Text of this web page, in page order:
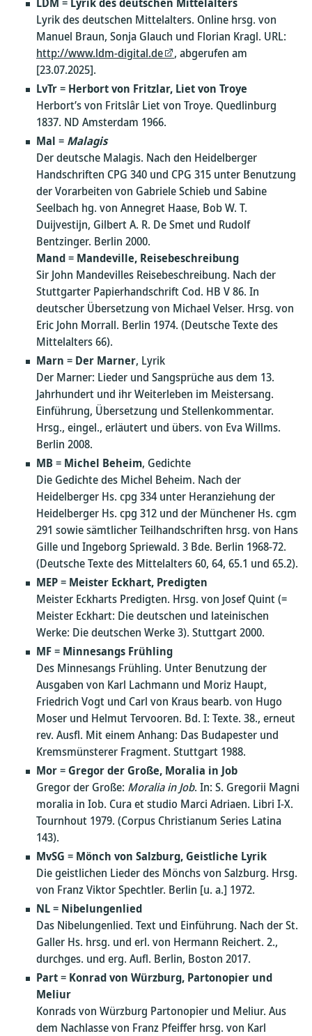
Lyrik des deutschen Mittelalters. Online hrsg. von
Manuel Braun, Sonja Glauch und Florian Kragl. URL:
http://www.ldm-digital.de
, abgerufen am
[23.07.2025].
LvTr= Herbort von Fritzlar, Liet von Troye
Herbort’s von Fritslâr Liet von Troye. Quedlinburg
1837. ND Amsterdam 1966.
Mal = Malagis
Der deutsche Malagis. Nach den Heidelberger
Handschriften CPG 340 und CPG 315 unter Benutzung
der Vorarbeiten von Gabriele Schieb und Sabine
Seelbach hg. von Annegret Haase, Bob W. T.
Duijvestijn, Gilbert A. R. De Smet und Rudolf
Bentzinger. Berlin 2000.
Mand= Mandeville, Reisebeschreibung
Sir John Mandevilles Reisebeschreibung. Nach der
Stuttgarter Papierhandschrift Cod. HB V 86. In
deutscher Übersetzung von Michael Velser. Hrsg. von
Eric John Morrall. Berlin 1974. (Deutsche Texte des
Mittelalters 66).
Marn = Der Marner, Lyrik
Der Marner: Lieder und Sangsprüche aus dem 13.
Jahrhundert und ihr Weiterleben im Meistersang.
Einführung, Übersetzung und Stellenkommentar.
Hrsg., eingel., erläutert und übers. von Eva Willms.
Berlin 2008.
MB = Michel Beheim, Gedichte
Die Gedichte des Michel Beheim. Nach der
Heidelberger Hs. cpg 334 unter Heranziehung der
Heidelberger Hs. cpg 312 und der Münchener Hs. cgm
291 sowie sämtlicher Teilhandschriften hrsg. von Hans
Gille und Ingeborg Spriewald. 3 Bde. Berlin 1968-72.
(Deutsche Texte des Mittelalters 60, 64, 65.1 und 65.2).
MEP= Meister Eckhart, Predigten
Meister Eckharts Predigten. Hrsg. von Josef Quint (=
Meister Eckhart: Die deutschen und lateinischen
Werke: Die deutschen Werke 3). Stuttgart 2000.
MF= Minnesangs Frühling
Des Minnesangs Frühling. Unter Benutzung der
Ausgaben von Karl Lachmann und Moriz Haupt,
Friedrich Vogt und Carl von Kraus bearb. von Hugo
Moser und Helmut Tervooren. Bd. I: Texte. 38., erneut
rev. Ausfl. Mit einem Anhang: Das Budapester und
Kremsmünsterer Fragment. Stuttgart 1988.
Mor=Gregor der Große, Moralia in Job
Gregor der Große: Moralia in Job. In: S. Gregorii Magni
moralia in Iob. Cura et studio Marci Adriaen. Libri I-X.
Tournhout 1979. (Corpus Christianum Series Latina
143).
MvSG = Mönch von Salzburg, Geistliche Lyrik
Die geistlichen Lieder des Mönchs von Salzburg. Hrsg.
von Franz Viktor Spechtler. Berlin [u. a.] 1972.
NL= Nibelungenlied
Das Nibelungenlied. Text und Einführung. Nach der St.
Galler Hs. hrsg. und erl. von Hermann Reichert. 2.,
durchges. und erg. Aufl. Berlin, Boston 2017.
Part= Konrad von Würzburg, Partonopier und
Meliur
Konrads von Würzburg Partonopier und Meliur. Aus
dem Nachlasse von Franz Pfeiffer hrsg. von Karl